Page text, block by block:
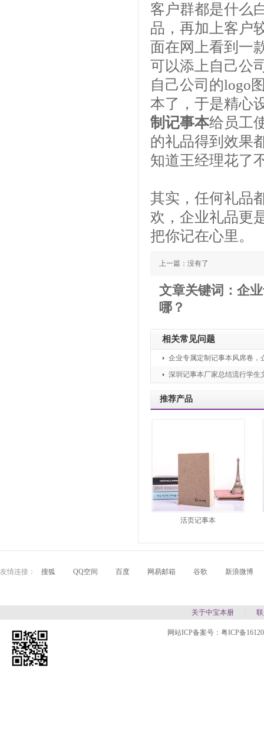
客户群都是什么
品，再加上客户
面在网上看到一
可以添上自己公
自己公司的logo
本了，于是精心
制记事本给员工
的礼品得到效果
知道王经理花了
其实，任何礼品
欢，企业礼品更
把你记在心里。
上一篇：没有了
文章关键词：企
哪？
相关常见问题
企业专属定制记事本风席卷，
深圳记事本厂家总结流行学生
推荐产品
活页记事本
友情连接： 搜狐 QQ空间 百度 网易邮箱 谷歌 新浪微博
关于中宝本册
网站ICP备案号： 粤ICP备